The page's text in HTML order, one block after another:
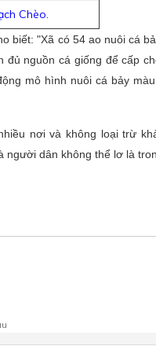
Chèo.
biết: "Xã có 54 ao nuôi cá
nguồn cá giống để cấp
mô hình nuôi cá bảy
nơi và không loại trừ
dân không thể lơ là